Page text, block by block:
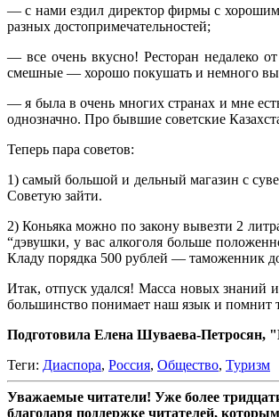
— с нами ездил директор фирмы с
разных достопримечательностей;
— все очень вкусно! Ресторан недалеко
смешные — хорошо покушать и немного
— я была в очень многих странах и мне
однозначно. Про бывшие советские
Теперь пара советов:
1) самый большой и дельный магазин с
Советую зайти.
2) Коньяка можно по закону вывезти 2
“дэвушки, у вас алкоголя больше
Кладу порядка 500 рублей — таможенник
Итак, отпуск удался! Масса новых знаний
большинство понимает наш язык и помнит
Подготовила Елена Шуваева-Петросян,
Теги: Диаспора, Россия, Общество, Туризм
Уважаемые читатели! Уже более
благодаря поддержке читателей,